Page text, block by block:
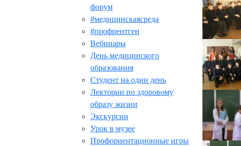
форум
#медицинскаясреда
#профрентген
Вебинары
День медицинского
образования
Студент на один день
Лектории по здоровому
образу жизни
Экскурсии
Урок в музее
Профориентационные игры